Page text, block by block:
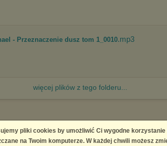
- Przeznaczenie dusz tom 1_0010.mp3
więcej plików z tego folderu...
Help
Publishers Platform
Report copyright infringement
pliki cookies by umożliwić Ci wygodne
na Twoim komputerze. W każdej chwili możesz